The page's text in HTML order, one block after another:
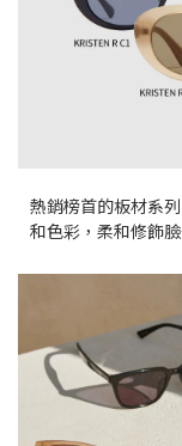
熱銷榜首的板材系
和色彩，柔和修飾